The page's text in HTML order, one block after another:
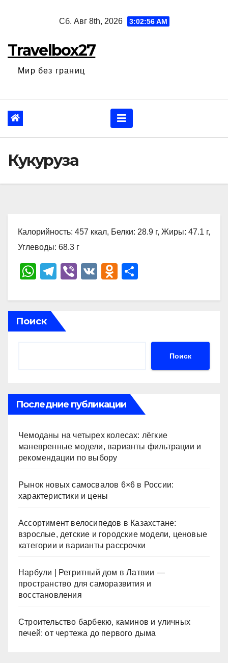
Сб. Авг 8th, 2026 3:02:57 AM
Travelbox27
Мир без границ
Кукуруза
Калорийность: 457 ккал, Белки: 28.9 г, Жиры: 47.1 г,
Углеводы: 68.3 г
W
at
s
A
T
e
gr
a
Vi
er
V
O
n
ki
р
ть
Поиск
Поиск
Последние публикации
Чемоданы на четырех колесах: лёгкие
маневренные модели, варианты фильтрации и
рекомендации по выбору
Рынок новых самосвалов 6×6 в России:
характеристики и цены
Ассортимент велосипедов в Казахстане:
взрослые, детские и городские модели, ценовые
категории и варианты рассрочки
Нарбули | Ретритный дом в Латвии —
пространство для саморазвития и
восстановления
Строительство барбекю, каминов и уличных
печей: от чертежа до первого дыма